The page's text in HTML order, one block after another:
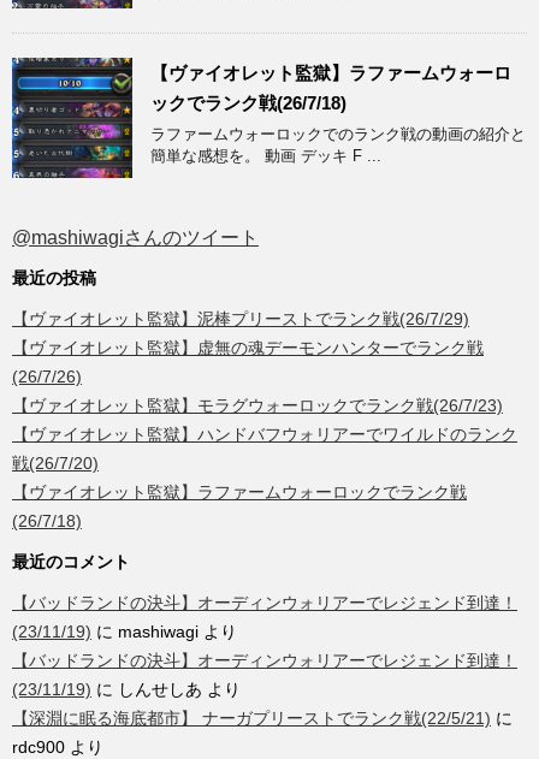
【ヴァイオレット監獄】ラファームウォーロ
ックでランク戦(26/7/18)
ラファームウォーロックでのランク戦の動画の紹介と
簡単な感想を。 動画 デッキ F ...
@mashiwagiさんのツイート
最近の投稿
【ヴァイオレット監獄】泥棒プリーストでランク戦(26/7/29)
【ヴァイオレット監獄】虚無の魂デーモンハンターでランク戦
(26/7/26)
【ヴァイオレット監獄】モラグウォーロックでランク戦(26/7/23)
【ヴァイオレット監獄】ハンドバフウォリアーでワイルドのランク
戦(26/7/20)
【ヴァイオレット監獄】ラファームウォーロックでランク戦
(26/7/18)
最近のコメント
【バッドランドの決斗】オーディンウォリアーでレジェンド到達！
(23/11/19) に mashiwagi より
【バッドランドの決斗】オーディンウォリアーでレジェンド到達！
(23/11/19) に しんせしあ より
【深淵に眠る海底都市】 ナーガプリーストでランク戦(22/5/21) に
rdc900 より